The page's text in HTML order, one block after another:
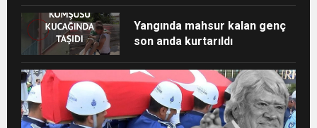
Yangında mahsur kalan genç
son anda kurtarıldı